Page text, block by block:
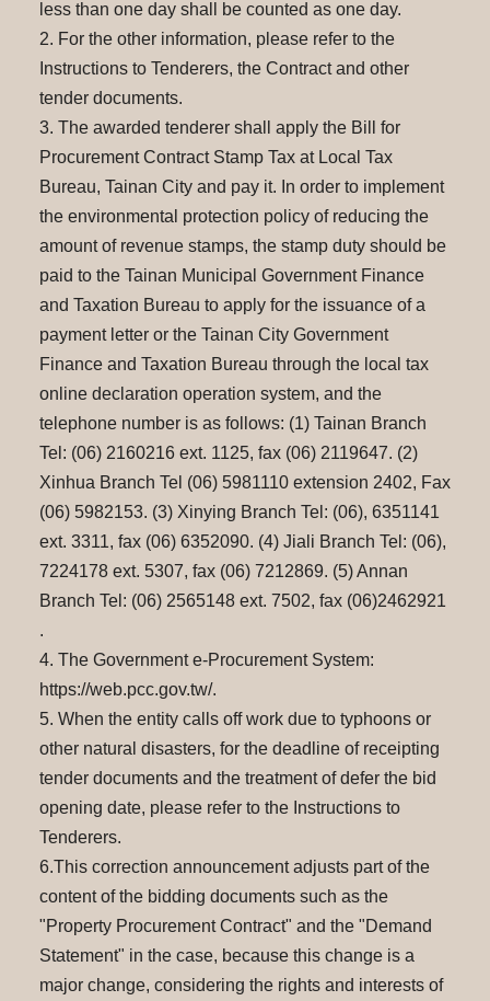
less than one day shall be counted as one day.
2. For the other information, please refer to the
Instructions to Tenderers, the Contract and other
tender documents.
3. The awarded tenderer shall apply the Bill for
Procurement Contract Stamp Tax at Local Tax
Bureau, Tainan City and pay it. In order to implement
the environmental protection policy of reducing the
amount of revenue stamps, the stamp duty should be
paid to the Tainan Municipal Government Finance
and Taxation Bureau to apply for the issuance of a
payment letter or the Tainan City Government
Finance and Taxation Bureau through the local tax
online declaration operation system, and the
telephone number is as follows: (1) Tainan Branch
Tel: (06) 2160216 ext. 1125, fax (06) 2119647. (2)
Xinhua Branch Tel (06) 5981110 extension 2402, Fax
(06) 5982153. (3) Xinying Branch Tel: (06), 6351141
ext. 3311, fax (06) 6352090. (4) Jiali Branch Tel: (06),
7224178 ext. 5307, fax (06) 7212869. (5) Annan
Branch Tel: (06) 2565148 ext. 7502, fax (06)2462921
.
4. The Government e-Procurement System:
https://web.pcc.gov.tw/.
5. When the entity calls off work due to typhoons or
other natural disasters, for the deadline of receipting
tender documents and the treatment of defer the bid
opening date, please refer to the Instructions to
Tenderers.
6.This correction announcement adjusts part of the
content of the bidding documents such as the
"Property Procurement Contract" and the "Demand
Statement" in the case, because this change is a
major change, considering the rights and interests of